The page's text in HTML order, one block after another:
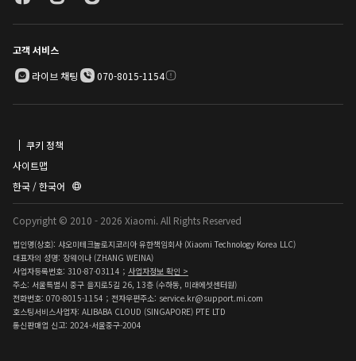
고객 서비스
라이브 채팅
070-8015-1154
쿠키 정책
사이트맵
한국 / 한국어
Copyright © 2010 - 2026 Xiaomi. All Rights Reserved
법인명(상호): 샤오미테크놀로지코리아 유한책임회사 (Xiaomi Technology Korea LLC)
대표자의 성명: 장웨이나 (ZHANG WEINA)
사업자등록번호: 310-87-03114； 사업자정보 확인 >
주소: 서울특별시 중구 을지로5길 26, 13층 (수하동, 미래에셋센터원)
전화번호: 070-8015-1154；전자우편주소: service.kr@support.mi.com
호스팅서비스사업자: ALIBABA CLOUD (SINGAPORE) PTE LTD
통신판매업 신고: 2024-서울중구-2004